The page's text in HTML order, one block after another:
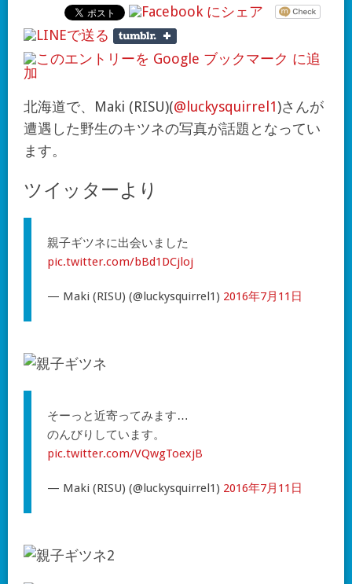
北海道で、Maki (RISU)(@luckysquirrel1)さんが
遭遇した野生のキツネの写真が話題となってい
ます。
ツイッターより
親子ギツネに出会いました
pic.twitter.com/bBd1DCjloj
— Maki (RISU) (@luckysquirrel1) 2016年7月11日
そーっと近寄ってみます…
のんびりしています。
pic.twitter.com/VQwgToexjB
— Maki (RISU) (@luckysquirrel1) 2016年7月11日